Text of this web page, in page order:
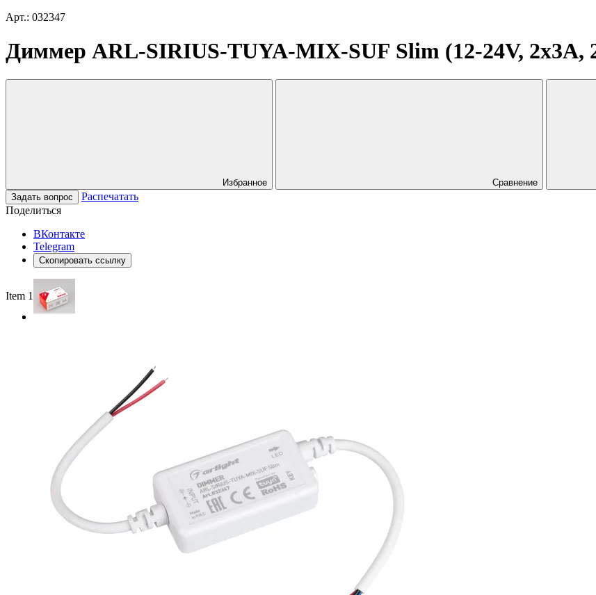
Арт.: 032347
Диммер ARL-SIRIUS-TUYA-MIX-SUF Slim (12-24V, 2x3A,
Избранное Сравнение
Задать вопрос
Распечатать
Поделиться
ВКонтакте
Telegram
Скопировать ссылку
Item 1 of 2